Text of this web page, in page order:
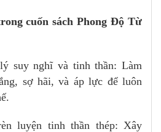
cuốn sách Phong Độ Từ
suy nghĩ và tinh thần: Làm
sợ hãi, và áp lực để luôn
luyện tinh thần thép: Xây